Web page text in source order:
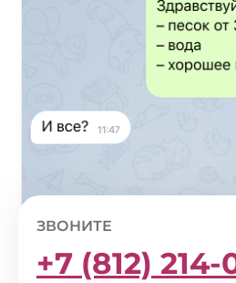
ЗВОНИТЕ
+7 (812) 214-